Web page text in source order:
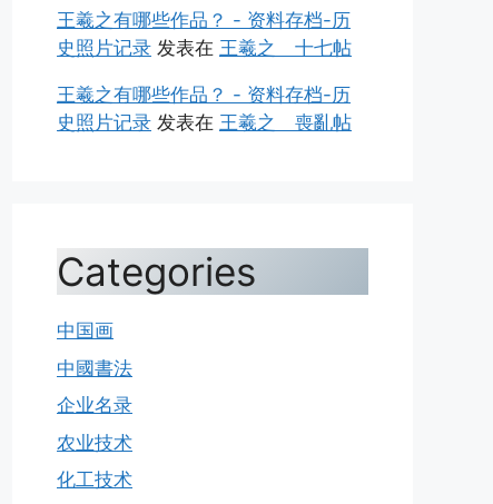
王羲之有哪些作品？ - 资料存档-历
史照片记录 发表在 王羲之 十七帖
王羲之有哪些作品？ - 资料存档-历
史照片记录 发表在 王羲之 喪亂帖
Categories
中国画
中國書法
企业名录
农业技术
化工技术